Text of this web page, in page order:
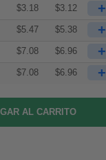
$3.18 $3.12 +
$5.47 $5.38 +
$7.08 $6.96 +
$7.08 $6.96 +